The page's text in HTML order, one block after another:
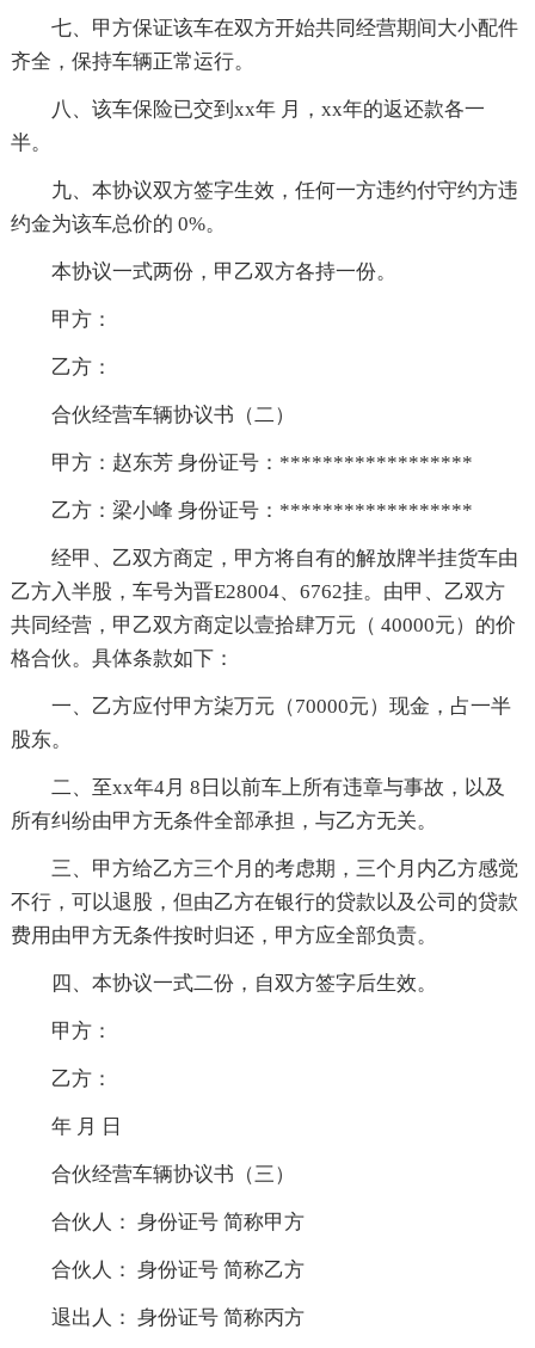
七、甲方保证该车在双方开始共同经营期间大小配件
齐全，保持车辆正常运行。
八、该车保险已交到xx年 月，xx年的返还款各一
半。
九、本协议双方签字生效，任何一方违约付守约方违
约金为该车总价的 0%。
本协议一式两份，甲乙双方各持一份。
甲方：
乙方：
合伙经营车辆协议书（二）
甲方：赵东芳 身份证号：******************
乙方：梁小峰 身份证号：******************
经甲、乙双方商定，甲方将自有的解放牌半挂货车由
乙方入半股，车号为晋E28004、6762挂。由甲、乙双方
共同经营，甲乙双方商定以壹拾肆万元（ 40000元）的价
格合伙。具体条款如下：
一、乙方应付甲方柒万元（70000元）现金，占一半
股东。
二、至xx年4月 8日以前车上所有违章与事故，以及
所有纠纷由甲方无条件全部承担，与乙方无关。
三、甲方给乙方三个月的考虑期，三个月内乙方感觉
不行，可以退股，但由乙方在银行的贷款以及公司的贷款
费用由甲方无条件按时归还，甲方应全部负责。
四、本协议一式二份，自双方签字后生效。
甲方：
乙方：
年 月 日
合伙经营车辆协议书（三）
合伙人： 身份证号 简称甲方
合伙人： 身份证号 简称乙方
退出人： 身份证号 简称丙方